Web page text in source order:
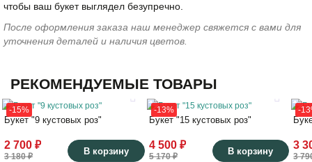
чтобы ваш букет выглядел безупречно.
После оформления заказа наш менеджер свяжется с вами для
уточнения деталей и наличия цветов.
РЕКОМЕНДУЕМЫЕ ТОВАРЫ
-15%
Букет "9 кустовых роз"
2 700 ₽
3 180 ₽ В корзину
-13%
Букет "15 кустовых роз"
4 500 ₽
5 170 ₽ В корзину
-
3
3